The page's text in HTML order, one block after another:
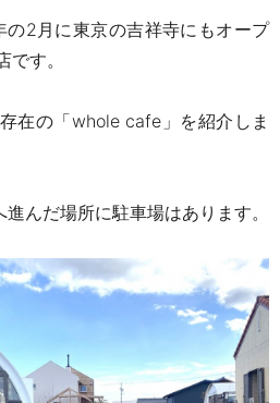
の2月に東京の吉祥寺にもオープ
す。
在の「whole cafe 」を紹介しま
んだ場所に駐車場はあります。